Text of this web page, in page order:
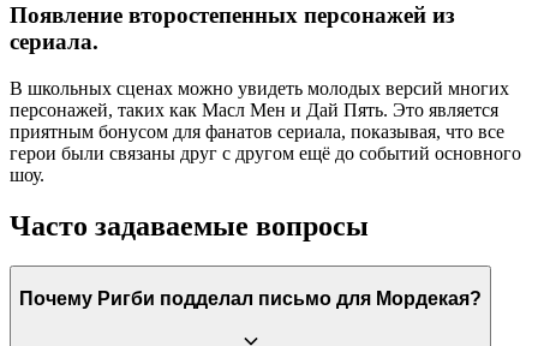
Появление второстепенных персонажей из
сериала.
В школьных сценах можно увидеть молодых версий многих
персонажей, таких как Масл Мен и Дай Пять. Это является
приятным бонусом для фанатов сериала, показывая, что все
герои были связаны друг с другом ещё до событий основного
шоу.
Часто задаваемые вопросы
Почему Ригби подделал письмо для Мордекая?